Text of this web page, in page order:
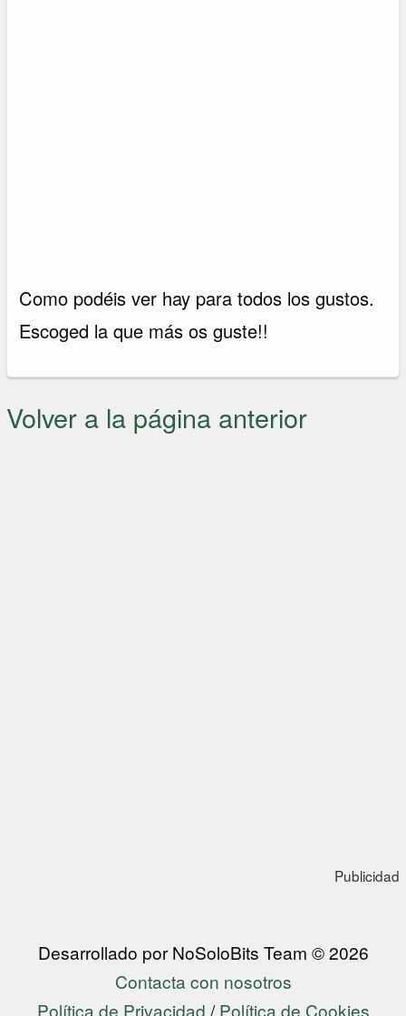
Como podéis ver hay para todos los gustos.
Escoged la que más os guste!!
Volver a la página anterior
Publicidad
Desarrollado por NoSoloBits Team © 2026
Contacta con nosotros
Política de Privacidad /Política de Cookies